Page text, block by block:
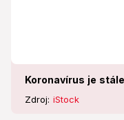
Koronavírus je
Zdroj: iStock